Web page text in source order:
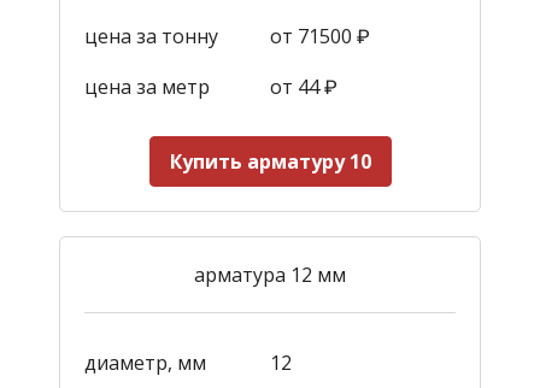
цена за тонну
от 71500 ₽
цена за метр
от 44₽
Купить арматуру 10
арматура 12 мм
диаметр, мм
12